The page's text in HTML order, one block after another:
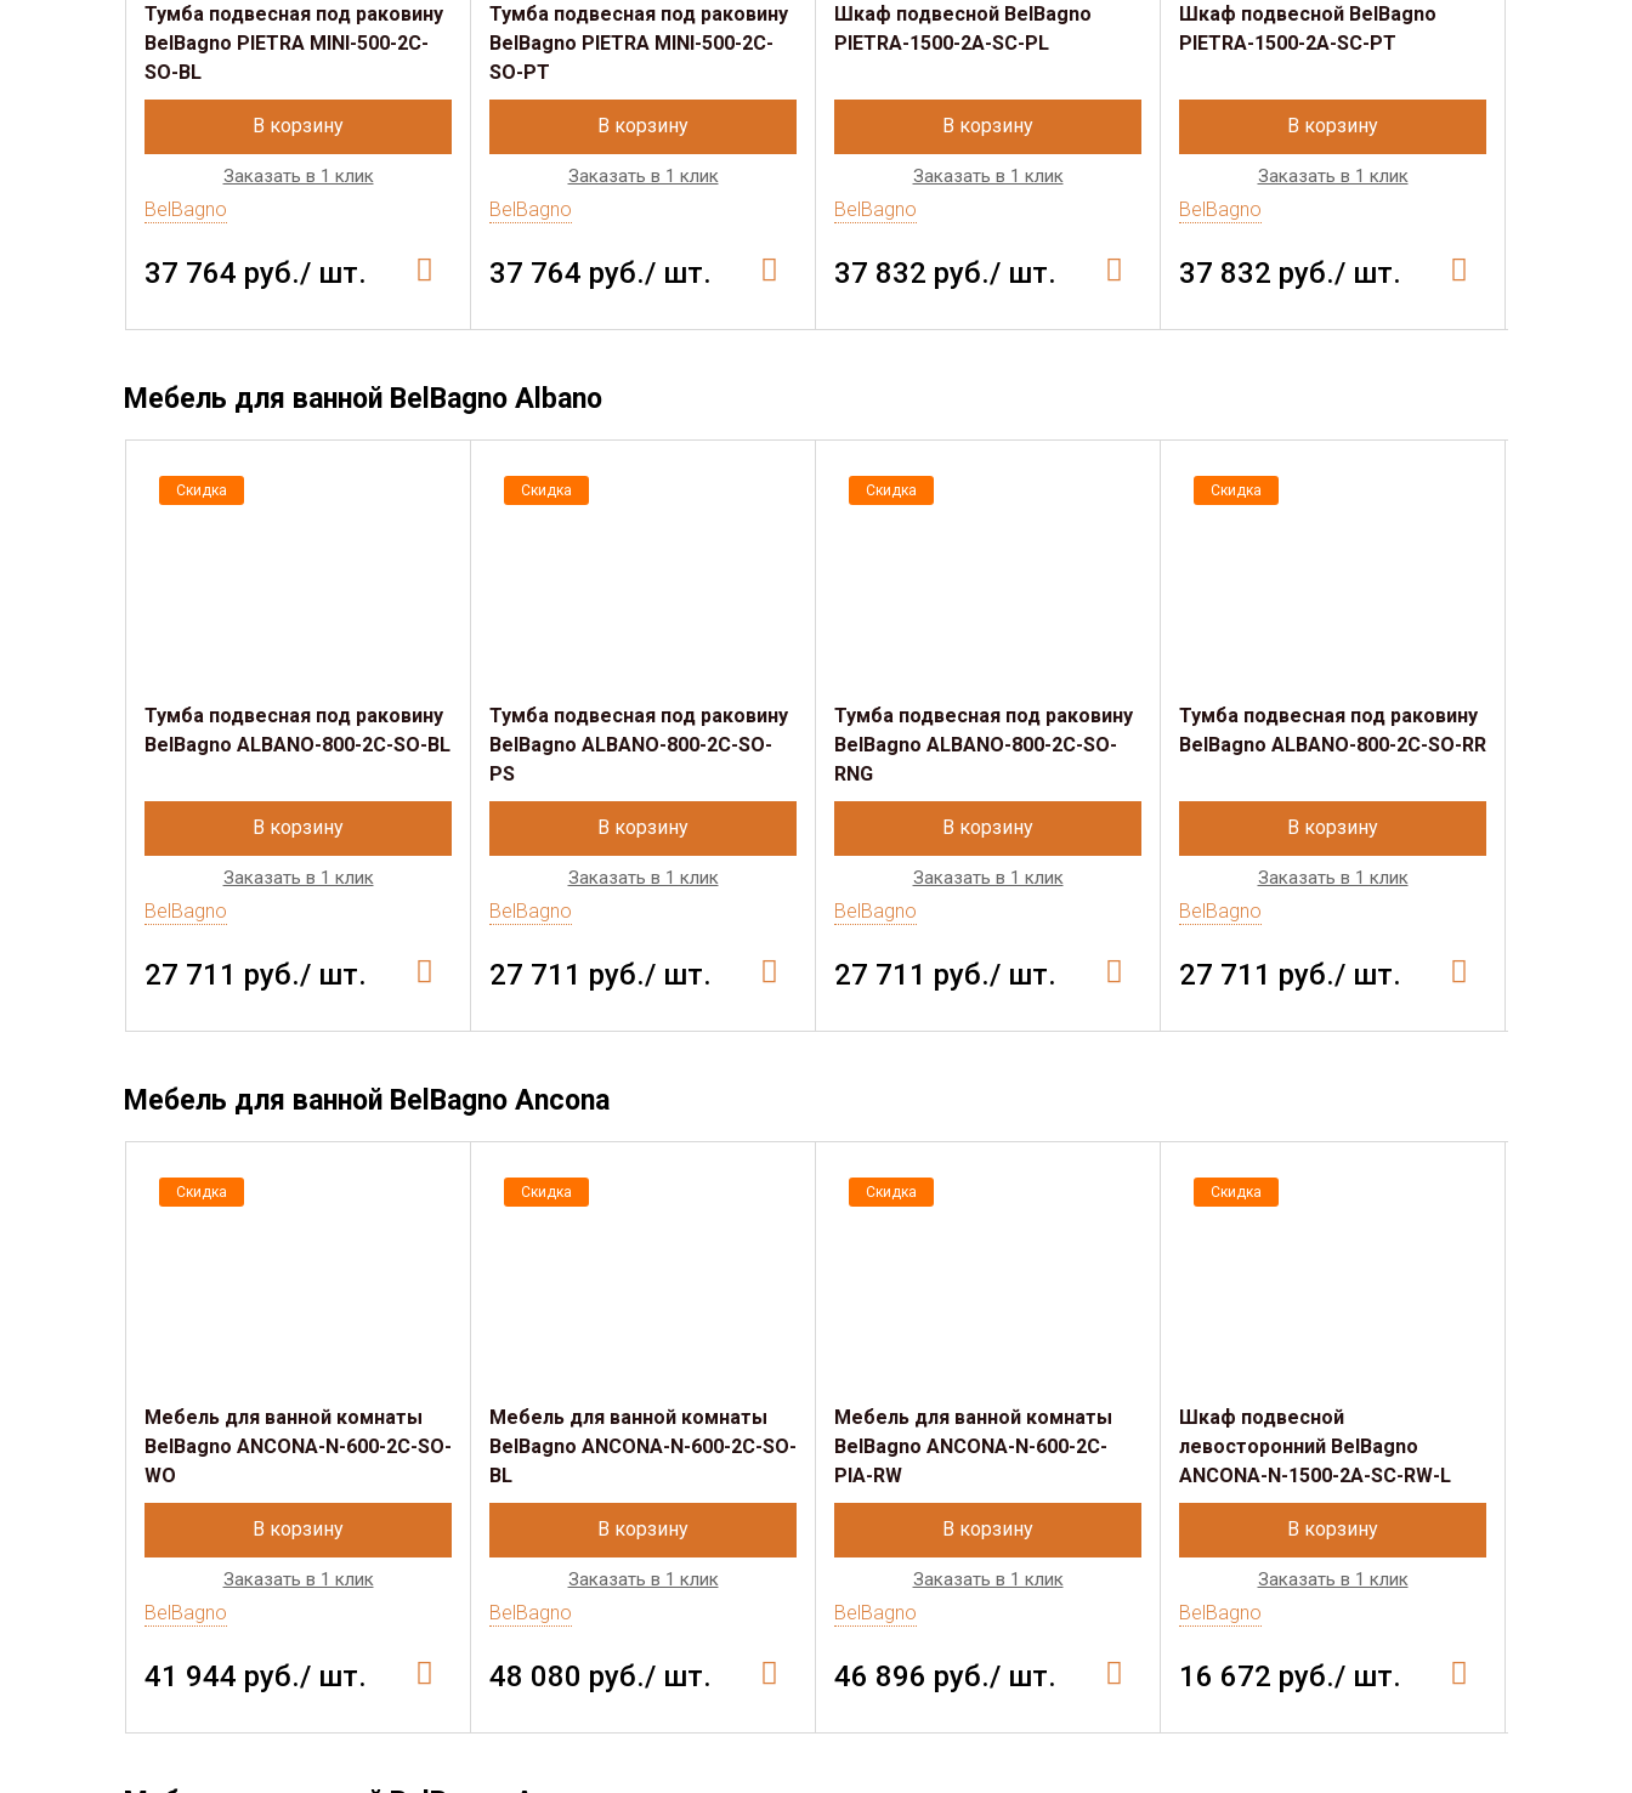
Тумба подвесная под раковину
BelBagno PIETRA MINI-500-2C-
SO-BL
В корзину
Заказать в 1 клик
BelBagno
37 764 руб./ шт.
Тумба подвесная под раковину
BelBagno PIETRA MINI-500-2C-
SO-PT
В корзину
Заказать в 1 клик
BelBagno
37 764 руб./ шт.
Шкаф подвесной BelBagno
PIETRA-1500-2A-SC-PL
В корзину
Заказать в 1 клик
BelBagno
37 832 руб./ шт.
Шкаф подвесной BelBagno
PIETRA-1500-2A-SC-PT
В корзину
Заказать в 1 клик
BelBagno
37 832 руб./ шт.
Мебель для ванной BelBagno Albano
Скидка
Тумба подвесная под раковину
BelBagno ALBANO-800-2C-SO-BL
В корзину
Заказать в 1 клик
BelBagno
27 711 руб./ шт.
Скидка
Тумба подвесная под раковину
BelBagno ALBANO-800-2C-SO-
PS
В корзину
Заказать в 1 клик
BelBagno
27 711 руб./ шт.
Скидка
Тумба подвесная под раковину
BelBagno ALBANO-800-2C-SO-
RNG
В корзину
Заказать в 1 клик
BelBagno
27 711 руб./ шт.
Скидка
Тумба подвесная под раковину
BelBagno ALBANO-800-2C-SO-RR
В корзину
Заказать в 1 клик
BelBagno
27 711 руб./ шт.
Мебель для ванной BelBagno Ancona
Скидка
Мебель для ванной комнаты
BelBagno ANCONA-N-600-2C-SO-
WO
В корзину
Заказать в 1 клик
BelBagno
41 944 руб./ шт.
Скидка
Мебель для ванной комнаты
BelBagno ANCONA-N-600-2C-SO-
BL
В корзину
Заказать в 1 клик
BelBagno
48 080 руб./ шт.
Скидка
Мебель для ванной комнаты
BelBagno ANCONA-N-600-2C-
PIA-RW
В корзину
Заказать в 1 клик
BelBagno
46 896 руб./ шт.
Скидка
Шкаф подвесной
левосторонний BelBagno
ANCONA-N-1500-2A-SC-RW-L
В корзину
Заказать в 1 клик
BelBagno
16 672 руб./ шт.